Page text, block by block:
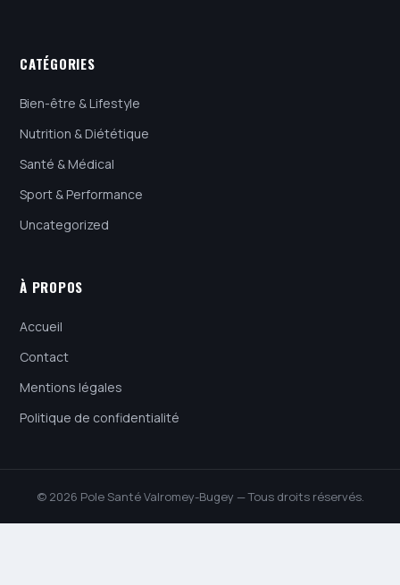
CATÉGORIES
Bien-être & Lifestyle
Nutrition & Diététique
Santé & Médical
Sport & Performance
Uncategorized
À PROPOS
Accueil
Contact
Mentions légales
Politique de confidentialité
© 2026 Pole Santé Valromey-Bugey — Tous droits réservés.